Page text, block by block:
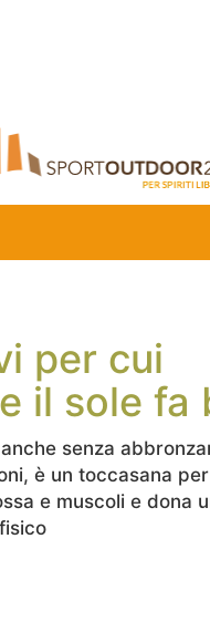
per cui
il sole fa
senza
è un toccasana
e muscoli e dona